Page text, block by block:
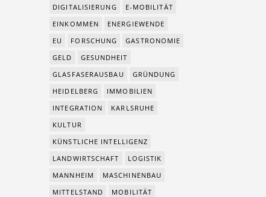
DIGITALISIERUNG
E-MOBILITÄT
EINKOMMEN
ENERGIEWENDE
EU
FORSCHUNG
GASTRONOMIE
GELD
GESUNDHEIT
GLASFASERAUSBAU
GRÜNDUNG
HEIDELBERG
IMMOBILIEN
INTEGRATION
KARLSRUHE
KULTUR
KÜNSTLICHE INTELLIGENZ
LANDWIRTSCHAFT
LOGISTIK
MANNHEIM
MASCHINENBAU
MITTELSTAND
MOBILITÄT